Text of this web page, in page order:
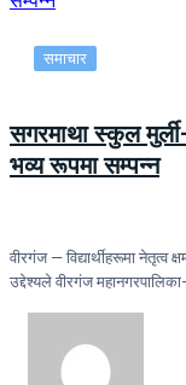
समाचार
सगरमाथा स्कुल
भव्य रूपमा सम्पन्न
वीरगंज — विद्यार्थीहरूमा नेतृत्व
उद्देश्यले वीरगंज